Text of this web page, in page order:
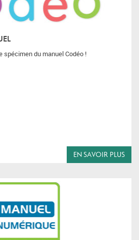
du manuel Codéo !
EN SAVOIR PLUS